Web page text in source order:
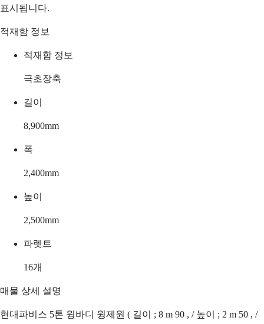
표시됩니다.
적재함 정보
적재함 정보
극초장축
길이
8,900mm
폭
2,400mm
높이
2,500mm
파렛트
16개
매물 상세 설명
현대파비스 5톤 윙바디 윙제원 ( 길이 ; 8 m 90 , / 높이 ; 2 m 50 , /